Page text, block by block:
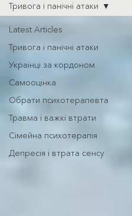
Latest Articles
Тривога і панічні атаки
Українці за кордоном
Самооцінка
Обрати психотерапевта
Травма і важкі втрати
Сімейна психотерапія
Депресія і втрата сенсу
Тривога і панічні атаки